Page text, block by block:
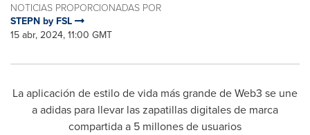
NOTICIAS PROPORCIONADAS POR
STEPN by FSL
15 abr, 2024, 11:00 GMT
La aplicación de estilo de vida más grande de Web3 se une
a adidas para llevar las zapatillas digitales de marca
compartida a 5 millones de usuarios